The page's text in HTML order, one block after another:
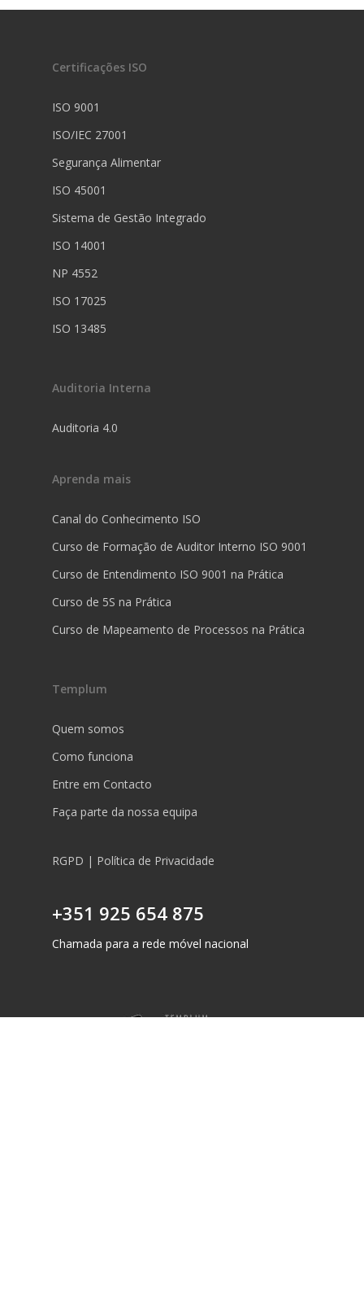
Certificações ISO
ISO 9001
ISO/IEC 27001
Segurança Alimentar
ISO 45001
Sistema de Gestão Integrado
ISO 14001
NP 4552
ISO 17025
ISO 13485
Auditoria Interna
Auditoria 4.0
Aprenda mais
Canal do Conhecimento ISO
Curso de Formação de Auditor Interno ISO 9001
Curso de Entendimento ISO 9001 na Prática
Curso de 5S na Prática
Curso de Mapeamento de Processos na Prática
Templum
Quem somos
Como funciona
Entre em Contacto
Faça parte da nossa equipa
RGPD | Política de Privacidade
+351 925 654 875
Chamada para a rede móvel nacional